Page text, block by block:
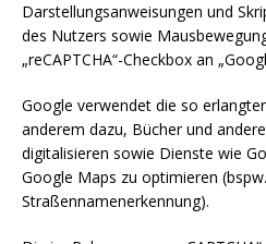
Darstellungsanweisungen und
des Nutzers sowie
„reCAPTCHA“-Checkbox an
Google verwendet die so
anderem dazu, Bücher und
digitalisieren sowie Dienste wie
Google Maps zu optimieren
Straßennamenerkennung).